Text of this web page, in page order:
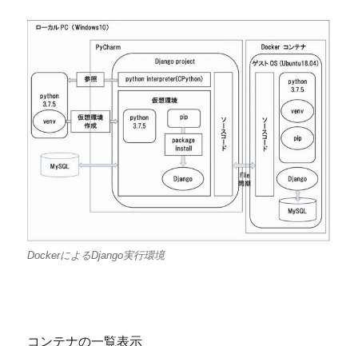
DockerによるDjango実行環境
コンテナの一覧表示